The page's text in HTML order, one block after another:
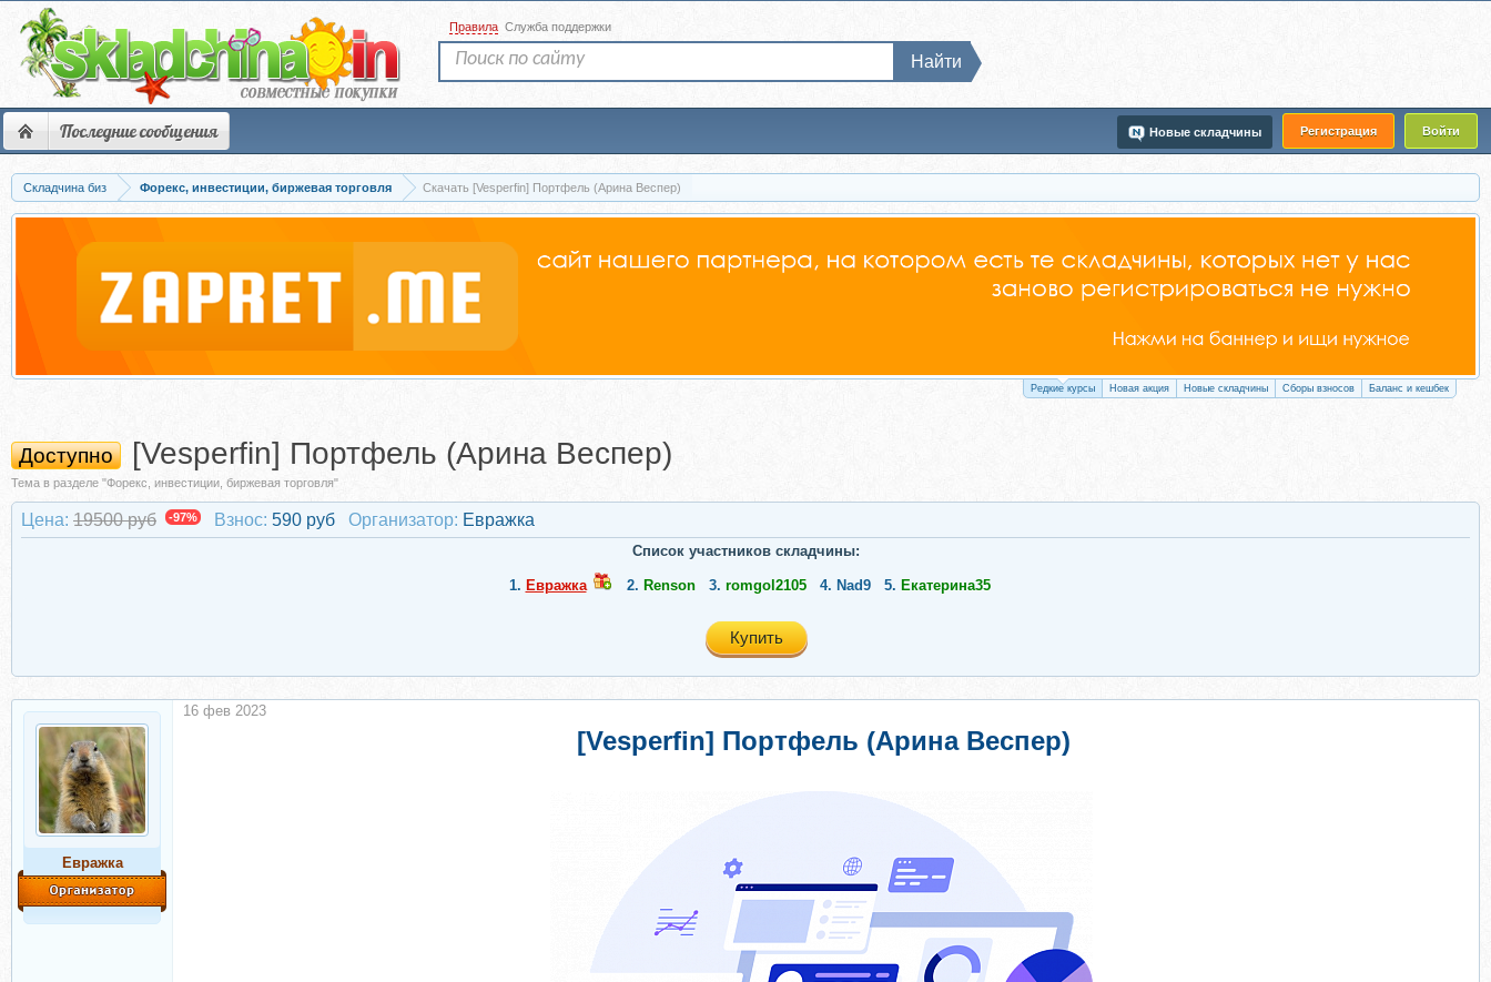
Последние сообщения Регистрация Войти
Новые складчины
Правила Служба поддержки
Найти
Складчина биз Форекс, инвестиции, биржевая торговля Скачать [Vesperfin] Портфель (Арина Веспер)
Редкие курсы Новая акция Новые складчины Сборы взносов Баланс и кешбек
Доступно [Vesperfin] Портфель (Арина Веспер)
Тема в разделе "Форекс, инвестиции, биржевая торговля"
Цена: 19500 руб -97% Взнос: 590 руб Организатор: Евражкa
Список участников складчины:
1. Евражкa 2. Renson 3. romgol2105 4. Nad9 5. Екатерина35
Купить
Евражкa
[Vesperfin] Портфель (Арина Веспер)
16 фев 2023